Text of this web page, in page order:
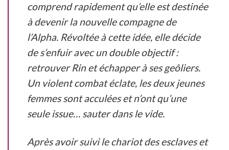
comprend rapidement qu’elle est destinée
à devenir la nouvelle compagne de
l’Alpha. Révoltée à cette idée, elle décide
de s’enfuir avec un double objectif :
retrouver Rin et échapper à ses geôliers.
Un violent combat éclate, les deux jeunes
femmes sont acculées et n’ont qu’une
seule issue… sauter dans le vide.
Après avoir suivi le chariot des esclaves et